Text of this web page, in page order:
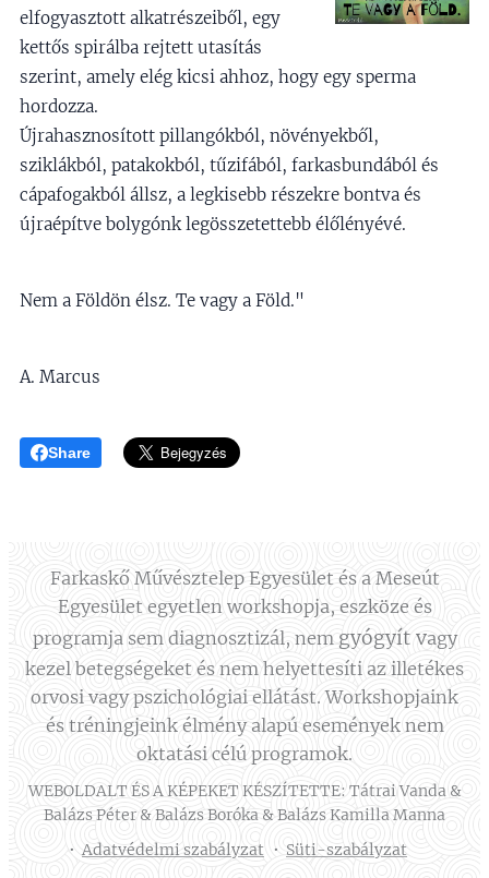
elfogyasztott alkatrészeiből, egy
kettős spirálba rejtett utasítás
szerint, amely elég kicsi ahhoz, hogy egy sperma
hordozza.
Újrahasznosított pillangókból, növényekből,
sziklákból, patakokból, tűzifából, farkasbundából és
cápafogakból állsz, a legkisebb részekre bontva és
újraépítve bolygónk legösszetettebb élőlényévé.
Nem a Földön élsz. Te vagy a Föld."
A. Marcus
Share
Farkaskő Művésztelep Egyesület és a Meseút
Egyesület egyetlen workshopja, eszköze és
programja sem diagnosztizál, nem gyógyít vagy
kezel betegségeket és nem helyettesíti az illetékes
orvosi vagy pszichológiai ellátást. Workshopjaink
és tréningjeink élmény alapú események nem
oktatási célú programok.
WEBOLDALT ÉS A KÉPEKET KÉSZÍTETTE: Tátrai Vanda &
Balázs Péter & Balázs Boróka & Balázs Kamilla Manna
Adatvédelmi szabályzat
Süti-szabályzat